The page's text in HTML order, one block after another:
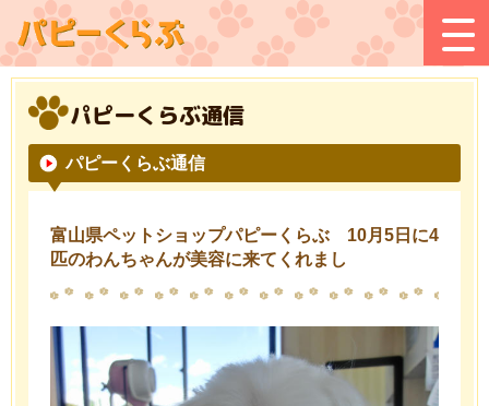
パピーくらぶ通信
パピーくらぶ通信
富山県ペットショップパピーくらぶ 10月5日に4
匹のわんちゃんが美容に来てくれまし